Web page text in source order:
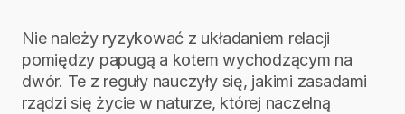
Nie należy ryzykować z układaniem relacji
pomiędzy papugą a kotem wychodzącym na
dwór. Te z reguły nauczyły się, jakimi zasadami
rządzi się życie w naturze, której naczelną